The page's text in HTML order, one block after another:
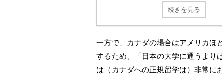
続きを見る
一方で、カナダの場合はアメリカほ
するため、「日本の大学に通うより
は（カナダへの正規留学は）非常に